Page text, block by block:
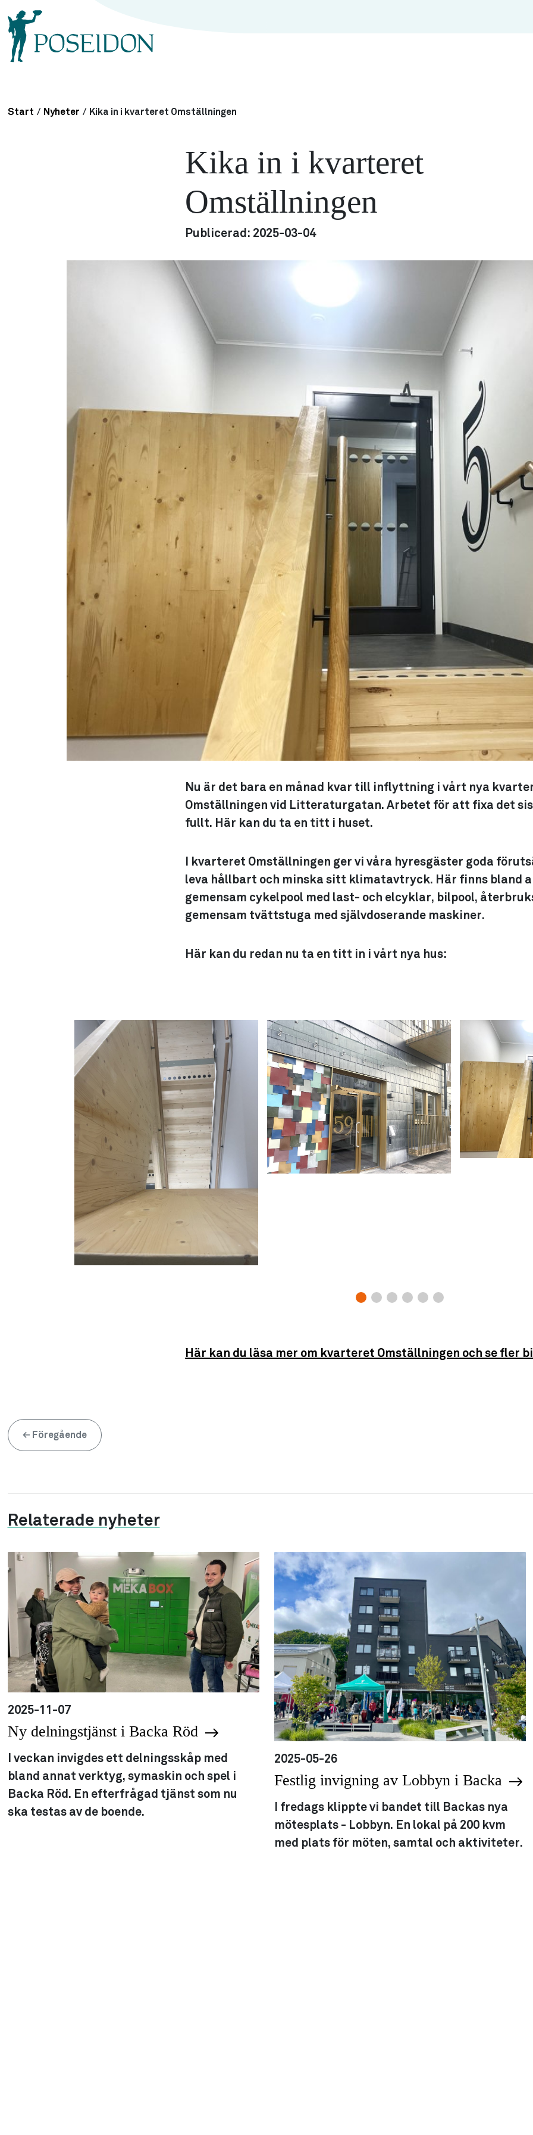
Start / Nyheter / Kika in i kvarteret Omställningen
Kika in i kvarteret
Omställningen
Publicerad: 2025-03-04
Nu är det bara en månad kvar till inflyttning i vårt nya
Omställningen vid Litteraturgatan. Arbetet för att fixa det
fullt. Här kan du ta en titt i huset.
I kvarteret Omställningen ger vi våra hyresgäster goda
leva hållbart och minska sitt klimatavtryck. Här finns bland
gemensam cykelpool med last- och elcyklar, bilpool,
gemensam tvättstuga med självdoserande maskiner.
Här kan du redan nu ta en titt in i vårt nya hus:
Här kan du läsa mer om kvarteret Omställningen och se fler
← Föregående
Relaterade nyheter
2025-11-07
Ny delningstjänst i Backa Röd
I veckan invigdes ett delningsskåp med
bland annat verktyg, symaskin och spel i
Backa Röd. En efterfrågad tjänst som nu
ska testas av de boende.
2025-05-26
Festlig invigning av Lobbyn i Backa
I fredags klippte vi bandet till Backas nya
mötesplats - Lobbyn. En lokal på 200 kvm
med plats för möten, samtal och aktiviteter.